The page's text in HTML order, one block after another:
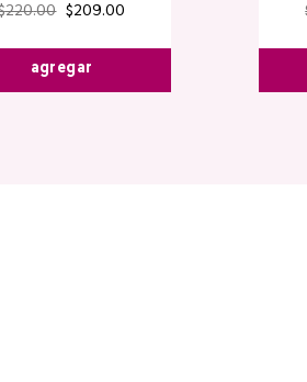
220.00 $209.00
agregar